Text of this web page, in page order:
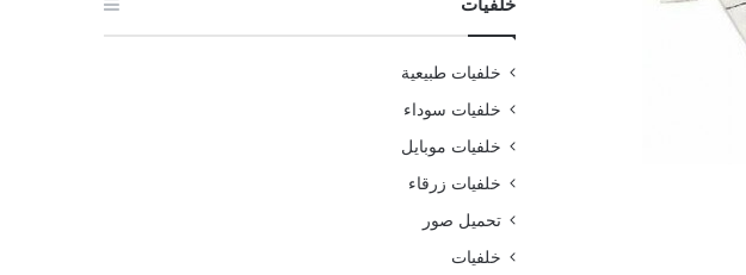
خلفيات طبيعية
خلفيات سوداء
خلفيات موبايل
خلفيات زرقاء
تحميل صور
خلفيات